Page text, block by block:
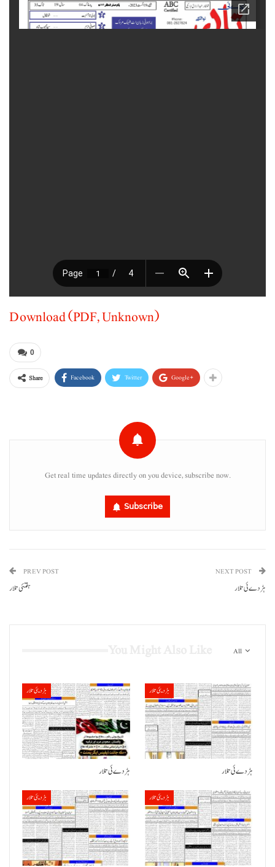
Download (PDF, Unknown)
0
Share Facebook Twitter Google+
Get real time updates directly on you device, subscribe now.
Subscribe
PREV POST
ہفتئی تلار
NEXT POST
ہڑدے ئی تلار
All
ہڑدیئی تلار
ہڑدے ئی تلار
ہڑدیئی تلار
ہڑدے ئی تلار
ہڑدیئی تلار ہڑدیئی تلار